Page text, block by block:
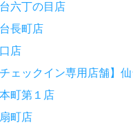
六丁の目店
長町店
店
ェックイン専用店舗】
町第１店
町店